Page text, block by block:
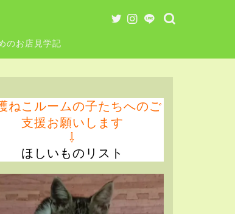
のお店見学記
ねこルームの子たちへのご
支援お願いします
⇩
ほしいものリスト